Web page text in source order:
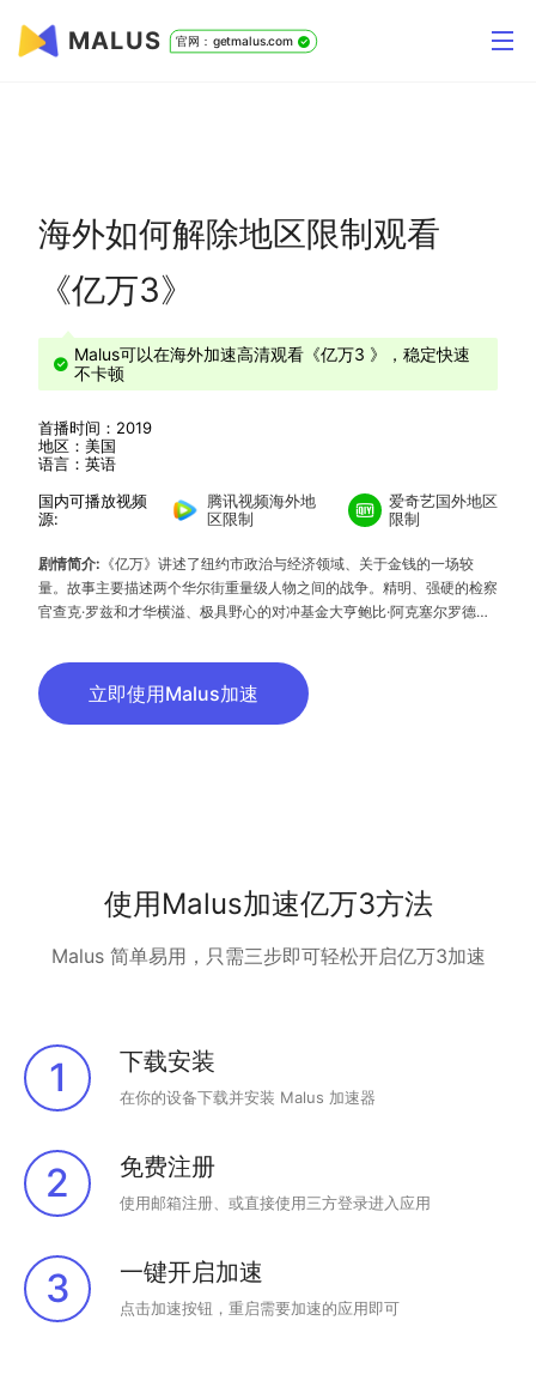
MALUS 官网：getmalus.com
海外如何解除地区限制观看
《亿万3》
Malus可以在海外加速高清观看《亿万3 》，稳定快速
不卡顿
首播时间：2019
地区：美国
语言：英语
国内可播放视频
源:
腾讯视频海外地
区限制
爱奇艺国外地区
限制
剧情简介: 《亿万》讲述了纽约市政治与经济领域、关于金钱的一场较
量。故事主要描述两个华尔街重量级人物之间的战争。精明、强硬的检察
官查克·罗兹和才华横溢、极具野心的对冲基金大亨鲍比·阿克塞尔罗德。
叙事特色来编织一个高风险的追捕游戏。
立即使用Malus加速
使用Malus加速亿万3方法
Malus 简单易用，只需三步即可轻松开启亿万3加速
1 下载安装
在你的设备下载并安装 Malus 加速器
2 免费注册
使用邮箱注册、或直接使用三方登录进入应用
3 一键开启加速
点击加速按钮，重启需要加速的应用即可